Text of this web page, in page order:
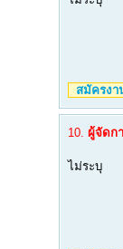
สมัครงา
10. ผู้จัดก
ไม่ระบุ